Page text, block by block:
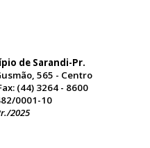
de Sarandi-Pr.
565 - Centro
(44) 3264 - 8600
0001-10
2025